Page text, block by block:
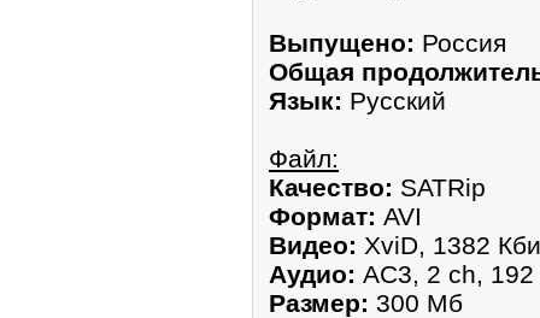
Выпущено: Россия
Общая
Язык: Русский
Файл:
Качество: SATRip
Формат: AVI
Видео: XviD, 1382
Аудио: AC3, 2 ch, 192
Размер: 300 Мб